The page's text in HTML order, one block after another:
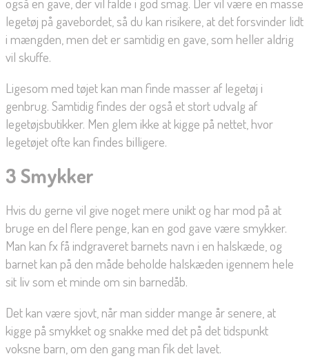
legetøj på gavebordet, så du kan risikere, at det forsvinder lidt
i mængden, men det er samtidig en gave, som heller aldrig
vil skuffe.
Ligesom med tøjet kan man finde masser af legetøj i
genbrug. Samtidig findes der også et stort udvalg af
legetøjsbutikker. Men glem ikke at kigge på nettet, hvor
legetøjet ofte kan findes billigere.
3 Smykker
Hvis du gerne vil give noget mere unikt og har mod på at
bruge en del flere penge, kan en god gave være smykker.
Man kan fx få indgraveret barnets navn i en halskæde, og
barnet kan på den måde beholde halskæden igennem hele
sit liv som et minde om sin barnedåb.
Det kan være sjovt, når man sidder mange år senere, at
kigge på smykket og snakke med det på det tidspunkt
voksne barn, om den gang man fik det lavet.